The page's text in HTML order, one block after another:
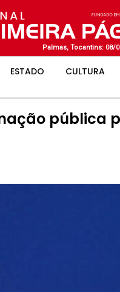
Palmas, Tocantins: 08/
ESTADO CULTURA
pública